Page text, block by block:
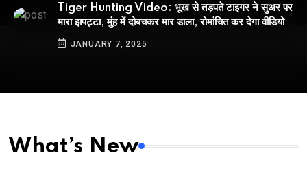
Tiger Hunting Video: भूख से तड़पते टाइगर ने सुअर पर
मारा झपट्टा, मुंह में दोबचकर मार डाला, रोमांचित कर देगा वीडियो
JANUARY 7, 2025
What’s New